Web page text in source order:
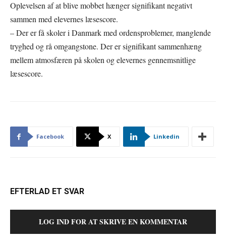
Oplevelsen af at blive mobbet hænger signifikant negativt
sammen med elevernes læsescore.
– Der er få skoler i Danmark med ordensproblemer, manglende
tryghed og rå omgangstone. Der er signifikant sammenhæng
mellem atmosfæren på skolen og elevernes gennemsnitlige
læsescore.
Facebook X Linkedin
EFTERLAD ET SVAR
LOG IND FOR AT SKRIVE EN KOMMENTAR